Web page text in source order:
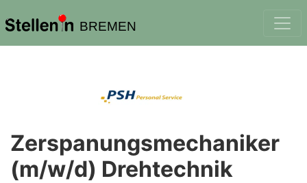
BREMEN
Zerspanungsmechaniker
(m/w/d) Drehtechnik